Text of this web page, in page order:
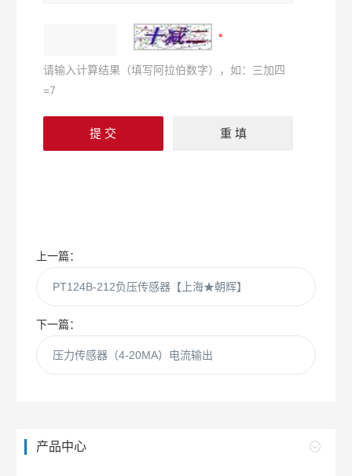
请输入计算结果（填写阿拉伯数字），如：三加四
=7
上一篇：
PT124B-212负压传感器【上海★朝辉】
下一篇：
压力传感器（4-20MA）电流输出
产品中心